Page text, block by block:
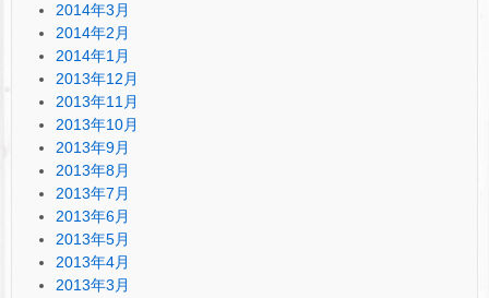
2014年3月
2014年2月
2014年1月
2013年12月
2013年11月
2013年10月
2013年9月
2013年8月
2013年7月
2013年6月
2013年5月
2013年4月
2013年3月